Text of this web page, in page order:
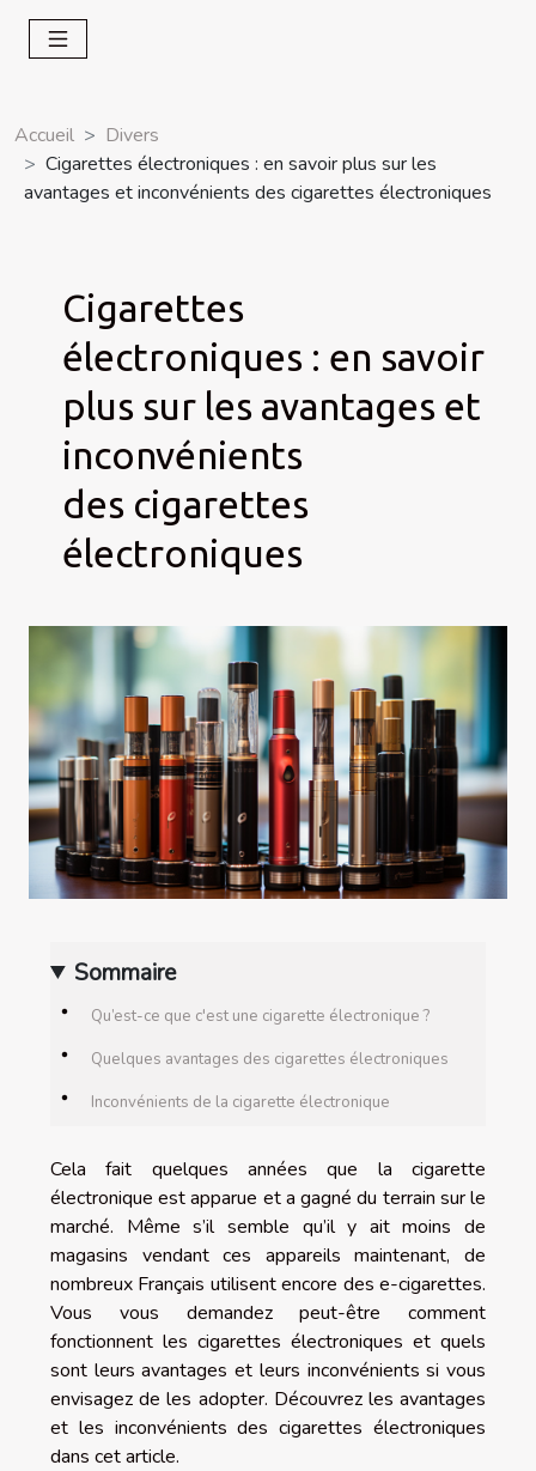
Accueil
Divers
Cigarettes électroniques : en savoir plus sur les
avantages et inconvénients des cigarettes électroniques
Cigarettes
électroniques : en savoir
plus sur les avantages et
inconvénients
des cigarettes
électroniques
Sommaire
Qu’est-ce que c'est une cigarette électronique ?
Quelques avantages des cigarettes électroniques
Inconvénients de la cigarette électronique
Cela fait quelques années que la cigarette
électronique est apparue et a gagné du terrain sur le
marché. Même s’il semble qu’il y ait moins de
magasins vendant ces appareils maintenant, de
nombreux Français utilisent encore des e-cigarettes.
Vous vous demandez peut-être comment
fonctionnent les cigarettes électroniques et quels
sont leurs avantages et leurs inconvénients si vous
envisagez de les adopter. Découvrez les avantages
et les inconvénients des cigarettes électroniques
dans cet article.